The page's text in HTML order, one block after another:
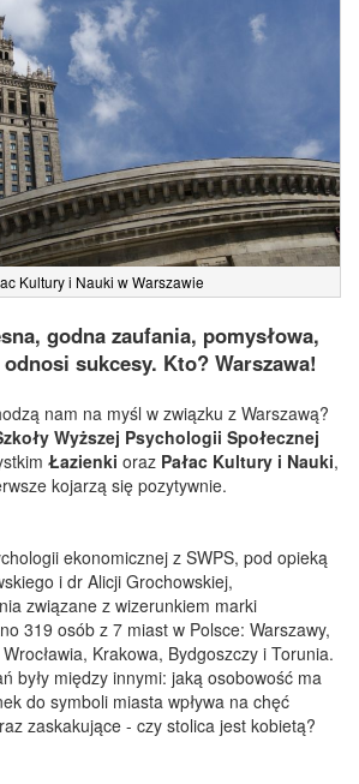
Kultury i Nauki w Warszawie
godna zaufania, pomysłowa,
sukcesy. Kto? Warszawa!
nam na myśl w związku z Warszawą?
Wyższej Psychologii Społecznej
Łazienki oraz Pałac Kultury i Nauki,
kojarzą się pozytywnie.
ekonomicznej z SWPS, pod opieką
i dr Alicji Grochowskiej,
związane z wizerunkiem marki
319 osób z 7 miast w Polsce: Warszawy,
Krakowa, Bydgoszczy i Torunia.
były między innymi: jaką osobowość ma
do symboli miasta wpływa na chęć
zaskakujące - czy stolica jest kobietą?